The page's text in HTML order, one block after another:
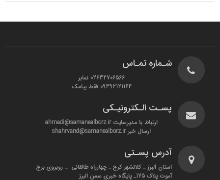
شـماره تمـاس
02632706566 نمابر
09392121164 فقط پیامک
پسـت الـکترونیـکی
ارتباط با مدیرسایت ahmadi@samanealborz.ir
ارسال خبر shahrvand@samanealborz.ir
آدرس پسـتی
استان البرز _ کلانشهر کرج _ چهارراه طالقانی _ روبروی برج
آموت پلاک 175_ پایگاه خبری سمن البرز